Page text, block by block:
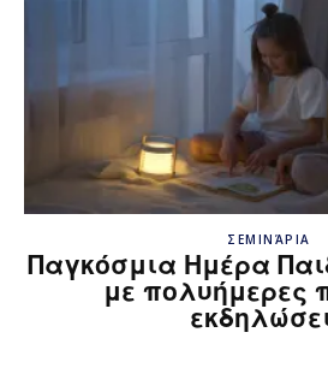
ΣΕΜΙΝΆΡΙΑ
Παγκόσμια Ημέρα
με πολυήμερες